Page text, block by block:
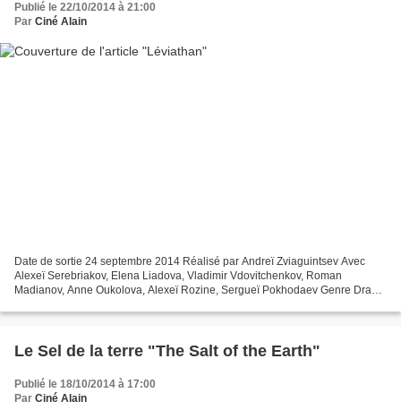
Publié le 22/10/2014 à 21:00
Par Ciné Alain
Date de sortie 24 septembre 2014 Réalisé par Andreï Zviaguintsev Avec
Alexeï Serebriakov, Elena Liadova, Vladimir Vdovitchenkov, Roman
Madianov, Anne Oukolova, Alexeï Rozine, Sergueï Pokhodaev Genre Drame
Le Sel de la terre "The Salt of the Earth"
Publié le 18/10/2014 à 17:00
Par Ciné Alain